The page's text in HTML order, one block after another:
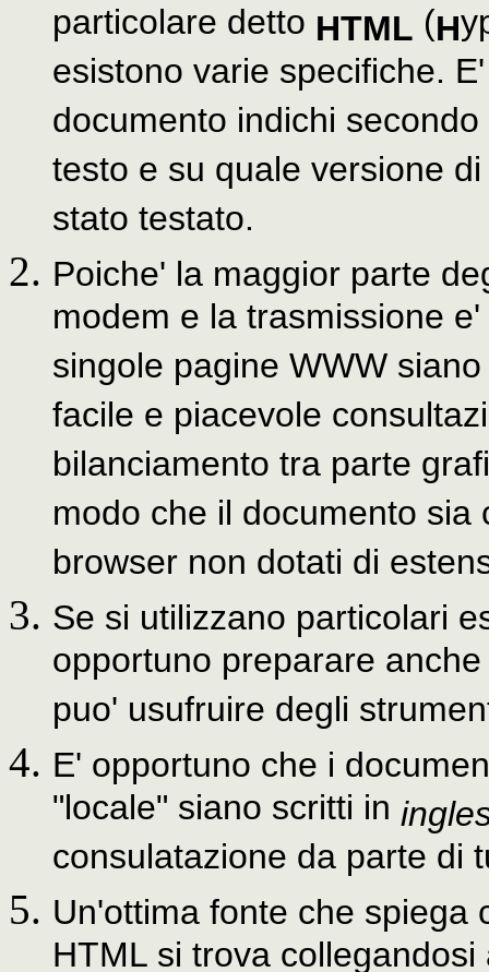
particolare detto HTML (H
esistono varie specifiche.
documento indichi
testo e su quale versione
stato testato.
Poiche' la maggior parte
modem e la trasmissione
singole pagine WWW
facile e piacevole
bilanciamento tra parte
modo che il documento
browser non dotati di
Se si utilizzano particolari
opportuno preparare
puo' usufruire degli
E' opportuno che i
"locale" siano scritti in
consulatazione da parte di
Un'ottima fonte che spiega
HTML si trova